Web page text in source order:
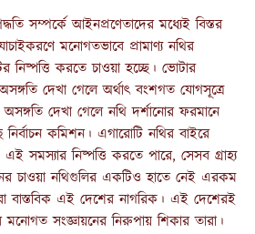
সম্পর্কে আইনপ্রণেতাদের মধ্যেই বিস্তর
মনোগতভাবে প্রামাণ্য নথির
নিষ্পত্তি করতে চাওয়া হচ্ছে। ভোটার
অসঙ্গতি দেখা গেলে অর্থাৎ বংশগত যোগসূত্রে
দেখা গেলে নথি দর্শানোর ফরমানে
নির্বাচন কমিশন। এগারোটি নথির বাইরে
সমস্যার নিষ্পত্তি করতে পারে, সেসব গ্রাহ্য
চাওয়া নথিগুলির একটিও হাতে নেই এরকম
বাস্তবিক এই দেশের নাগরিক। এই দেশেরই
মনোগত সংজ্ঞায়নের নিরুপায় শিকার তারা।